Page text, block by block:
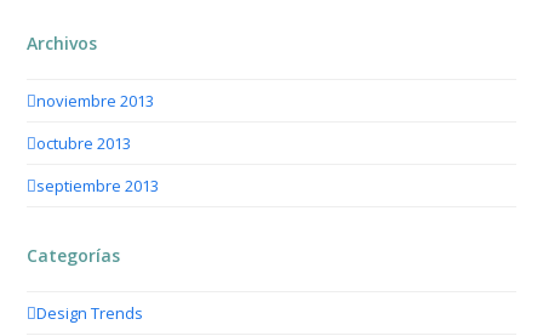
Archivos
noviembre 2013
octubre 2013
septiembre 2013
Categorías
Design Trends